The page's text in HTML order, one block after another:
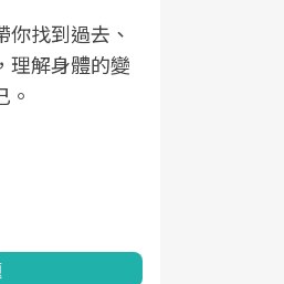
找到過去、
理解身體的變